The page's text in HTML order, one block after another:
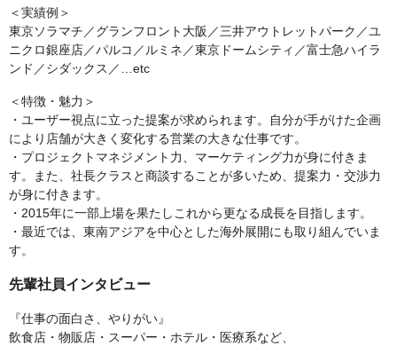
＜実績例＞
東京ソラマチ／グランフロント大阪／三井アウトレットパーク／ユ
ニクロ銀座店／パルコ／ルミネ／東京ドームシティ／富士急ハイラ
ンド／シダックス／…etc
＜特徴・魅力＞
・ユーザー視点に立った提案が求められます。自分が手がけた企画
により店舗が大きく変化する営業の大きな仕事です。
・プロジェクトマネジメント力、マーケティング力が身に付きま
す。また、社長クラスと商談することが多いため、提案力・交渉力
が身に付きます。
・2015年に一部上場を果たしこれから更なる成長を目指します。
・最近では、東南アジアを中心とした海外展開にも取り組んでいま
す。
先輩社員インタビュー
『仕事の面白さ、やりがい』
飲食店・物販店・スーパー・ホテル・医療系など、